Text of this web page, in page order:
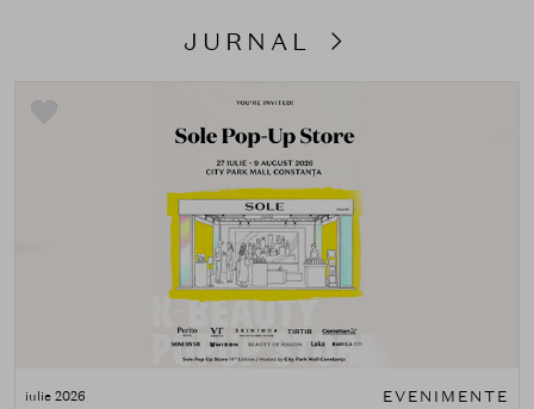
JURNAL
iulie 2026 EVENIMENTE